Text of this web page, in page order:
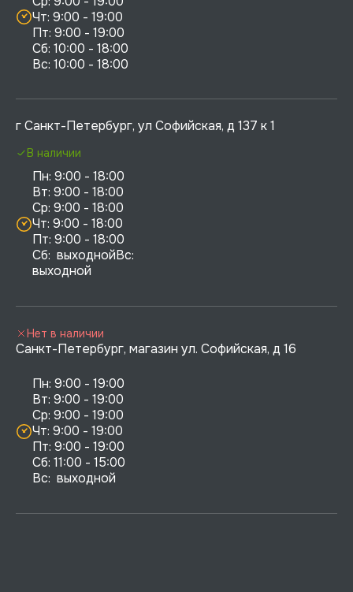
Чт: 9:00 - 19:00
Пт: 9:00 - 19:00
Сб: 10:00 - 18:00
г Санкт-Петербург, ул Софийская, д 137 к 1
Пн: 9:00 - 18:00
Вт: 9:00 - 18:00
Ср: 9:00 - 18:00
Чт: 9:00 - 18:00
Пт: 9:00 - 18:00
Сб:  выходнойВс:
выходной
В наличии
Санкт-Петербург, магазин ул. Софийская, д 16
Пн: 9:00 - 19:00
Вт: 9:00 - 19:00
Ср: 9:00 - 19:00
Чт: 9:00 - 19:00
Пт: 9:00 - 19:00
Сб: 11:00 - 15:00
Вс:  выходной
Нет в наличии